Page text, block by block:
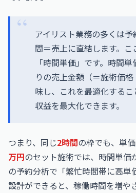
アイリスト業務の多くは
間＝売上に直結します。
「時間単価」です。時間
りの売上金額（＝施術価
味し、これを最適化する
収益を最大化できます。
つまり、同じ2時間の枠でも、単価
万円のセット施術では、時間単価
の予約分析で「繁忙時間帯に高単
設計ができると、稼働時間を増や